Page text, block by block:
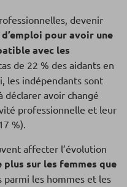
devenir
pour avoir une
avec les
de 22 % des aidants en
les indépendants sont
déclarer avoir changé
professionnelle et leur
%).
affecter l’évolution
plus sur les femmes que
parmi les hommes et les